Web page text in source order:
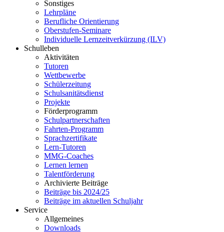
Sonstiges
Lehrpläne
Berufliche Orientierung
Oberstufen-Seminare
Individuelle Lernzeitverkürzung (ILV)
Schulleben
Aktivitäten
Tutoren
Wettbewerbe
Schülerzeitung
Schulsanitätsdienst
Projekte
Förderprogramm
Schulpartnerschaften
Fahrten-Programm
Sprachzertifikate
Lern-Tutoren
MMG-Coaches
Lernen lernen
Talentförderung
Archivierte Beiträge
Beiträge bis 2024/25
Beiträge im aktuellen Schuljahr
Service
Allgemeines
Downloads